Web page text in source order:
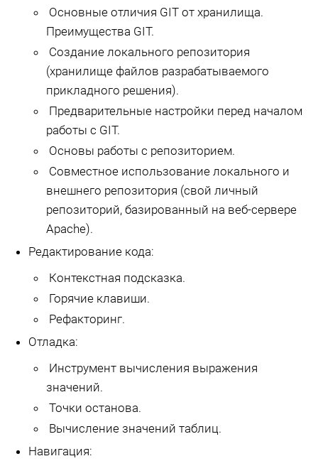
Основные отличия GIT от хранилища.
Преимущества GIT.
Создание локального репозитория
(хранилище файлов разрабатываемого
прикладного решения).
Предварительные настройки перед началом
работы с GIT.
Основы работы с репозиторием.
Совместное использование локального и
внешнего репозитория (свой личный
репозиторий, базированный на веб-сервере
Apache).
Редактирование кода:
Контекстная подсказка.
Горячие клавиши.
Рефакторинг.
Отладка:
Инструмент вычисления выражения
значений.
Точки останова.
Вычисление значений таблиц.
Навигация: